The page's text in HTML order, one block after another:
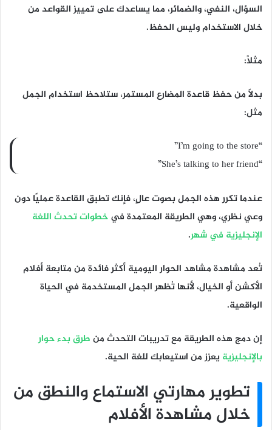
السؤال، النفي، والضمائر، مما يساعدك على تمييز القواعد من
خلال الاستخدام وليس الحفظ.
مثلاً:
بدلاً من حفظ قاعدة المضارع المستمر، ستلاحظ استخدام الجمل
مثل:
“I’m going to the store”
“She’s talking to her friend”
عندما تكرر هذه الجمل بصوت عالٍ، فإنك تطبق القاعدة عمليًا دون
وعي نظري، وهي الطريقة المعتمدة في خطوات تحدث اللغة
الإنجليزية في شهر.
تُعد مشاهدة مشاهد الحوار اليومية أكثر فائدة من متابعة أفلام
الأكشن أو الخيال، لأنها تُظهر الجمل المستخدمة في الحياة
الواقعية.
إن دمج هذه الطريقة مع تدريبات التحدث من طرق بدء حوار
بالإنجليزية يعزز من استيعابك للغة الحية.
تطوير مهارتي الاستماع والنطق من
خلال مشاهدة الأفلام